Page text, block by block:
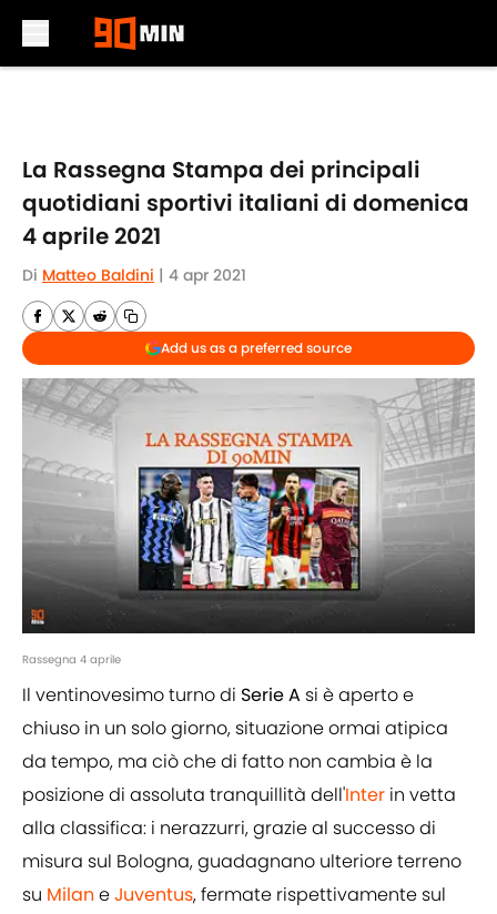
La Rassegna Stampa dei principali
quotidiani sportivi italiani di domenica
4 aprile 2021
Di Matteo Baldini | 4 apr 2021
Add us as a preferred source
Rassegna 4 aprile
Il ventinovesimo turno di Serie A si è aperto e
chiuso in un solo giorno, situazione ormai atipica
da tempo, ma ciò che di fatto non cambia è la
posizione di assoluta tranquillità dell'Inter in vetta
alla classifica: i nerazzurri, grazie al successo di
misura sul Bologna, guadagnano ulteriore terreno
su Milan eJuventus, fermate rispettivamente sul